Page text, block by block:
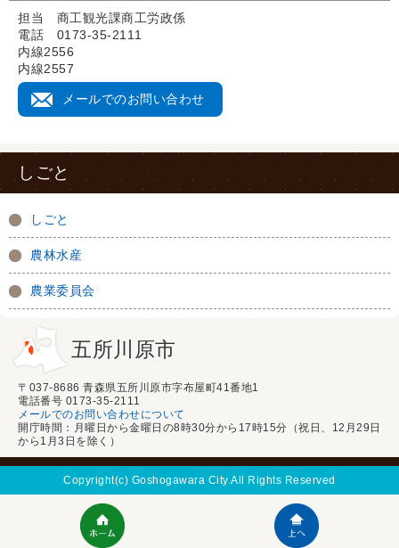
担当 商工観光課商工労政係
電話 0173-35-2111
内線2556
内線2557
メールでのお問い合わせ
しごと
しごと
農林水産
農業委員会
五所川原市
〒037-8686 青森県五所川原市字布屋町41番地1
電話番号 0173-35-2111
メールでのお問い合わせについて
開庁時間：月曜日から金曜日の8時30分から17時15分（祝日、12月29日
から1月3日を除く）
Copyright(c) Goshogawara City.All Rights Reserved